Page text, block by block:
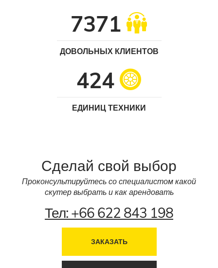
7371
ДОВОЛЬНЫХ КЛИЕНТОВ
424
ЕДИНИЦ ТЕХНИКИ
Сделай свой выбор
Проконсультируйтесь со специалистом какой
скутер выбрать и как арендовать
Тел: +66 622 843 198
ЗАКАЗАТЬ